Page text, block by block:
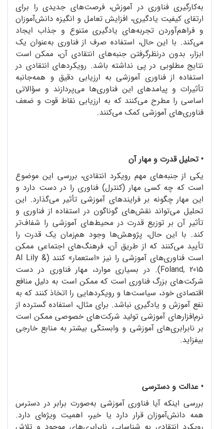
به‌کارگیری فناوری در آموزش، فرصت‌های جدیدی را برای
ارتقای کیفیت یادگیری، افزایش تعامل و انگیزه دانش‌آموزان
و فراهم‌آوردن تجربه‌های یادگیری متنوع و جذاب ایجاد
می‌کند. با این حال، استفاده صرف از فناوری به‌عنوان یک
ابزار، بدون درنظرگرفتن جنبه‌های انتقادی آن، ممکن است
نتایج مطلوبی در پی نداشته باشد. رویکردهای انتقادی در
استفاده از فناوری آموزشی به ارزیابی دقیق و همه‌جانبه
تأثیرات و پیامدهای این فناوری‌ها می‌پردازند و سؤالاتی
اساسی را مطرح می‌کنند که به ارزیابی نقاط قوت و ضعف
فناوری‌های آموزشی کمک می‌کنند.
• تحلیل قدرت و مهار آن
یکی از جنبه‌های مهم رویکرد انتقادی، بررسی این موضوع
است که چه کسی مهار (کنترل) فناوری را در دست دارد و
این مهار چگونه بر فرایندهای آموزشی تأثیر می‌گذارد. این
تحلیل می‌تواند نقش‌های گوناگون در استفاده از فناوری و
تأثیر آن بر توزیع قدرت در محیط‌های آموزشی را شفاف‌تر
کند. با این حال، پژوهش‌ها وجود هم‌زمان یک قدرت را
تأیید می‌کنند که از طریق آن، فرهنگ‌های اجتماعی ممکن
است فناوری‌های آموزشی را نیز «استعمار» کنند (Al Lily &
Foland, 2015). در بسیاری موارد، مهار فناوری در دست
شرکت‌های بزرگ فناوری است که ممکن است به دلیل منافع
اقتصادی خود، سیاست‌ها و رویکردهایی را اتخاذ کنند که به
نفع آموزش و یادگیری نباشد. برای مثال، استفاده گسترده از
نرم‌افزارهای آموزشی تولید شرکت‌های خصوصی ممکن است
بر نابرابری‌های آموزشی و وابستگی بیشتر به منابع خارجی
بیفزاید.
• عدالت و دسترسی
بررسی اینکه آیا فناوری آموزشی به‌صورت برابر در دسترس
همه دانش‌آموزان قرار دارد یا خیر، اهمیت ویژه‌ای دارد.